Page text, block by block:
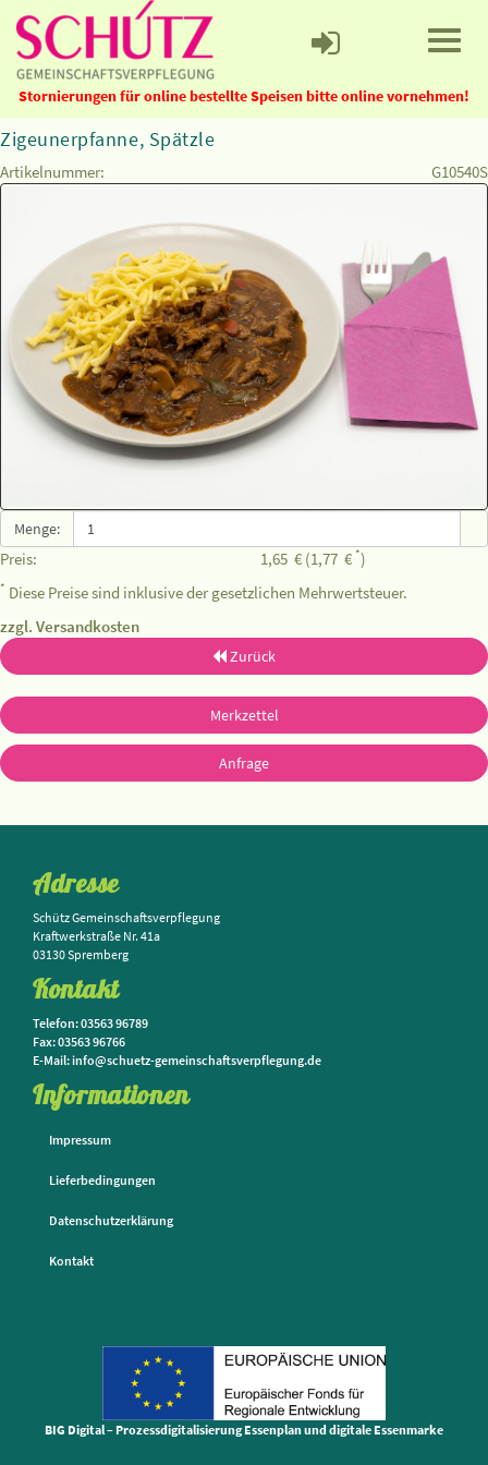
Stornierungen für online bestellte Speisen bitte online vornehmen!
Zigeunerpfanne, Spätzle
Artikelnummer: G10540S
Menge:
Preis: 1,65 € (1,77 € *)
* Diese Preise sind inklusive der gesetzlichen Mehrwertsteuer.
zzgl. Versandkosten
Zurück
Merkzettel
Anfrage
Adresse
Schütz Gemeinschaftsverpflegung
Kraftwerkstraße Nr. 41a
03130 Spremberg
Kontakt
Telefon: 03563 96789
Fax: 03563 96766
E-Mail: info@schuetz-gemeinschaftsverpflegung.de
Informationen
Impressum
Lieferbedingungen
Datenschutzerklärung
Kontakt
BIG Digital – Prozessdigitalisierung Essenplan und digitale Essenmarke